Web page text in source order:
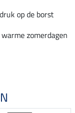
op de borst
zomerdagen